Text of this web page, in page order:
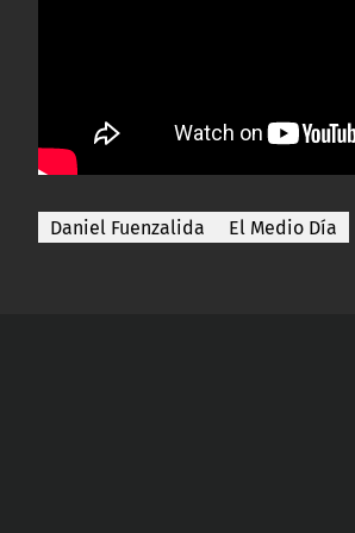
Daniel Fuenzalida El Medio Día